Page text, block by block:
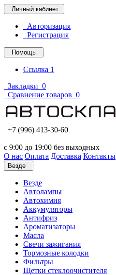
Личный кабинет
Авторизация
Регистрация
Помощь
Ссылка 1
Закладки 0
Сравнение товаров 0
+7 (996) 413-30-60
с 9:00 до 19:00 без выходных
О нас Оплата Доставка Контакты
Везде
Везде
Автолампы
Автохимия
Аккумуляторы
Антифриз
Ароматизаторы
Масла
Свечи зажигания
Тормозные колодки
Фильтры
Щетки стеклоочистителя